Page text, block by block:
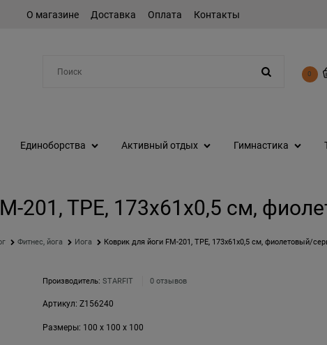
О магазине Доставка Оплата Контакты
0
Единоборства Активный отдых Гимнастика
201, TPE, 173x61x0,5 см,
Фитнес, йога Йога Коврик для йоги FM-201, TPE, 173x61x0,5 см, фиолетовый/
Производитель: STARFIT 0 отзывов
Артикул: Z156240
Размеры: 100 x 100 x 100